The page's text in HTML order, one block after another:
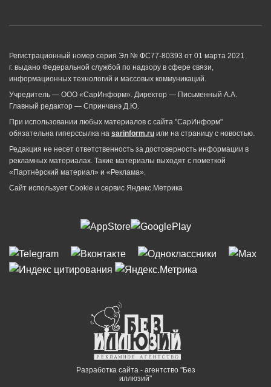
Регистрационный номер серия Эл № ФС77-80393 от 01 марта 2021
г. выдано Федеральной службой по надзору в сфере связи,
информационных технологий и массовых коммуникаций.
Учредитель — ООО «СарИнформ». Директор — Письменный А.А.
Главный редактор — Спринчанэ Д.Ю.
При использовании любых материалов с сайта "СарИнформ"
обязательна гиперссылка на sarinform.ru или на страницу с новостью.
Редакция не несет ответственность за достоверность информации в
рекламных материалах. Такие материалы выходят с пометкой
«Партнёрский материал» и «Реклама».
Сайт использует Cookie и сервиc Яндекс.Метрика
Разработка сайта - агентство "Без
иллюзий"